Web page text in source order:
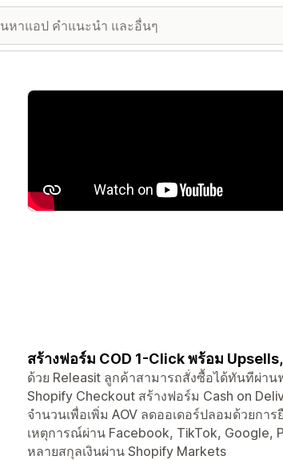
แกลเลอรีรูปภาพที่แสดง
สร้างฟอร์ม COD 1-Click พร้อม
ด้วย Releasit ลูกค้าสามารถสั่งซื้อได้ทันทีผ่า
Shopify Checkout สร้างฟอร์ม Cash on
จำนวนเพื่อเพิ่ม AOV ลดออเดอร์ปลอมด้วยกา
เหตุการณ์ผ่าน Facebook, TikTok, Google,
หลายสกุลเงินผ่าน Shopify Markets